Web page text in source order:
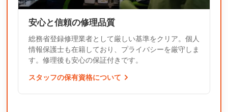
安心と信頼の修理品質
総務省登録修理業者として厳しい基準をクリア。個人
情報保護士も在籍しており、プライバシーを厳守しま
す。修理後も安心の保証付きです。
スタッフの保有資格について